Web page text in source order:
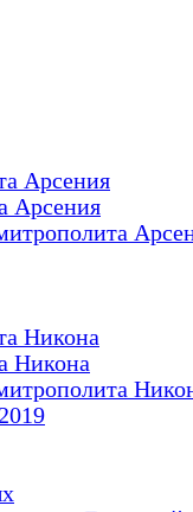
Арсения
Арсения
Никона
Никона